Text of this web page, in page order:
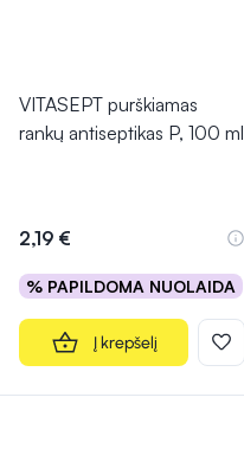
VITASEPT purškiamas
rankų antiseptikas P, 100 ml
2,19 €
% PAPILDOMA NUOLAIDA
Į krepšelį